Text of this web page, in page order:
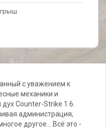
с уважением к
механики и
Counter-Strike 1.6.
администрация,
другое... Всё это -